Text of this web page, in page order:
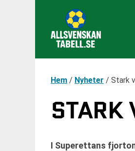
Hem / Nyheter / Stark
STARK
I Superettans